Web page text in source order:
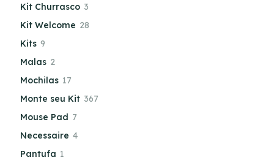
Kit Churrasco 3
Kit Welcome 28
Kits 9
Malas 2
Mochilas 17
Monte seu Kit 367
Mouse Pad 7
Necessaire 4
Pantufa 1